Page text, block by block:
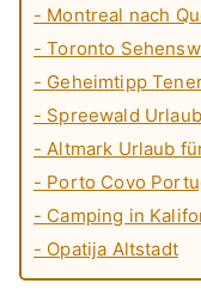
- Montreal nach
- Toronto
- Geheimtipp
- Spreewald Urlaub
- Altmark Urlaub
- Porto Covo
- Camping in
- Opatija Altstadt